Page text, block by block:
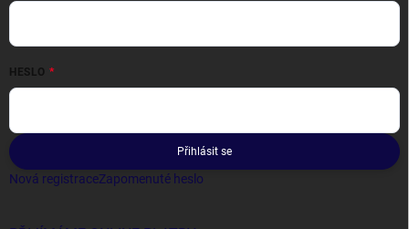
HESLO
Přihlásit se
Nová registraceZapomenuté heslo